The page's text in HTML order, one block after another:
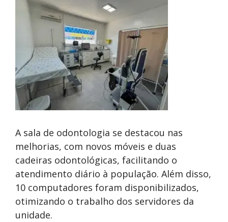
A sala de odontologia se destacou nas
melhorias, com novos móveis e duas
cadeiras odontológicas, facilitando o
atendimento diário à população. Além disso,
10 computadores foram disponibilizados,
otimizando o trabalho dos servidores da
unidade.